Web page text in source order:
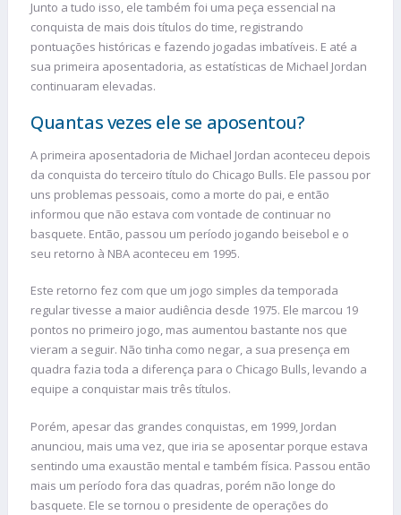
Junto a tudo isso, ele também foi uma peça essencial na
conquista de mais dois títulos do time, registrando
pontuações históricas e fazendo jogadas imbatíveis. E até a
sua primeira aposentadoria, as estatísticas de Michael Jordan
continuaram elevadas.
Quantas vezes ele se aposentou?
A primeira aposentadoria de Michael Jordan aconteceu depois
da conquista do terceiro título do Chicago Bulls. Ele passou por
uns problemas pessoais, como a morte do pai, e então
informou que não estava com vontade de continuar no
basquete. Então, passou um período jogando beisebol e o
seu retorno à NBA aconteceu em 1995.
Este retorno fez com que um jogo simples da temporada
regular tivesse a maior audiência desde 1975. Ele marcou 19
pontos no primeiro jogo, mas aumentou bastante nos que
vieram a seguir. Não tinha como negar, a sua presença em
quadra fazia toda a diferença para o Chicago Bulls, levando a
equipe a conquistar mais três títulos.
Porém, apesar das grandes conquistas, em 1999, Jordan
anunciou, mais uma vez, que iria se aposentar porque estava
sentindo uma exaustão mental e também física. Passou então
mais um período fora das quadras, porém não longe do
basquete. Ele se tornou o presidente de operações do